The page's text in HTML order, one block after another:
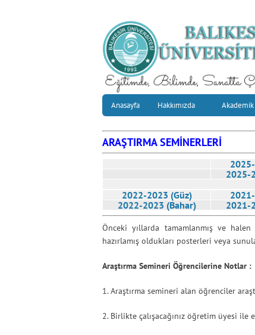
Anasayfa Hakkımızda Akademik
ARAŞTIRMA SEMİNERLERİ
2025-
2022-2023 (Güz)
2022-2023 (Bahar)
2021-
Önceki yıllarda tamamlanmış ve
hazırlamış oldukları posterleri veya
Araştırma Semineri Öğrencilerine Notlar :
1. Araştırma semineri alan öğrenciler
2. Birlikte çalışacağınız öğretim üyesi ile